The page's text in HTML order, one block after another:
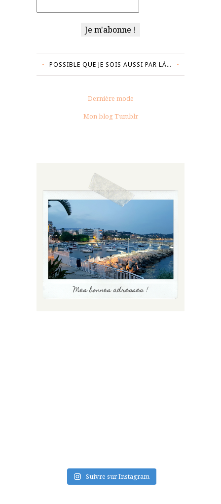
POSSIBLE QUE JE SOIS AUSSI PAR LÀ…
Dernière mode
Mon blog Tumblr
Suivre sur Instagram